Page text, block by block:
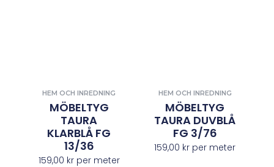
HEM OCH INREDNING
MÖBELTYG
TAURA
KLARBLÅ FG
13/36
159,00 krper meter
HEM OCH INREDNING
MÖBELTYG
TAURA DUVBLÅ
FG 3/76
159,00 kr per meter